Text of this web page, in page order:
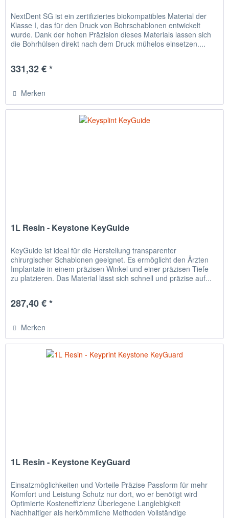
NextDent SG ist ein zertifiziertes biokompatibles Material der
Klasse I, das für den Druck von Bohrschablonen entwickelt
wurde. Dank der hohen Präzision dieses Materials lassen sich
die Bohrhülsen direkt nach dem Druck mühelos einsetzen....
331,32 € *
Merken
1L Resin - Keystone KeyGuide
KeyGuide ist ideal für die Herstellung transparenter
chirurgischer Schablonen geeignet. Es ermöglicht den Ärzten
Implantate in einem präzisen Winkel und einer präzisen Tiefe
zu platzieren. Das Material lässt sich schnell und präzise auf...
287,40 € *
Merken
1L Resin - Keystone KeyGuard
Einsatzmöglichkeiten und Vorteile Präzise Passform für mehr
Komfort und Leistung Schutz nur dort, wo er benötigt wird
Optimierte Kosteneffizienz Überlegene Langlebigkeit
Nachhaltiger als herkömmliche Methoden Vollständige